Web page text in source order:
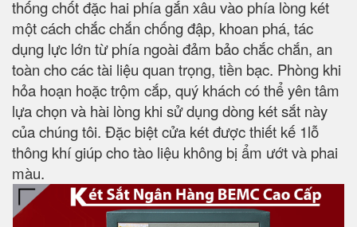
thống chốt đặc hai phía gắn xâu vào phía lòng két
một cách chắc chắn chống đập, khoan phá, tác
dụng lực lớn từ phía ngoài đảm bảo chắc chắn, an
toàn cho các tài liệu quan trọng, tiền bạc. Phòng khi
hỏa hoạn hoặc trộm cắp, quý khách có thể yên tâm
lựa chọn và hài lòng khi sử dụng dòng két sắt này
của chúng tôi. Đặc biệt cửa két được thiết kế 1lỗ
thông khí giúp cho tào liệu không bị ẩm ướt và phai
màu.